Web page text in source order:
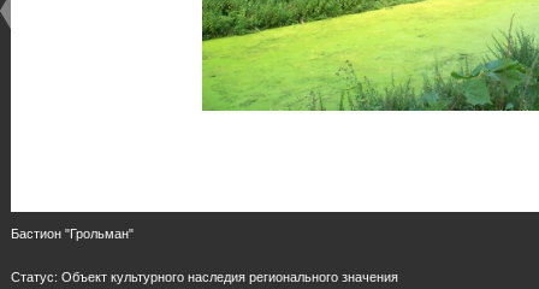
Бастион "Грольман"
Статус: Объект культурного наследия регионального значения